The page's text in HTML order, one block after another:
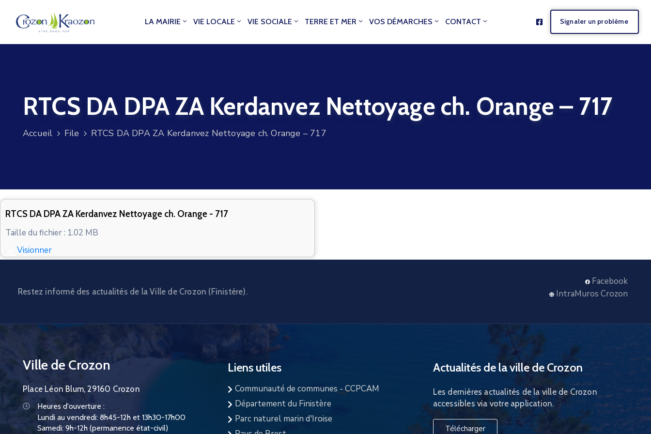
LA MAIRIE VIE LOCALE VIE SOCIALE TERRE ET MER VOS DÉMARCHES CONTACT Signaler un problème
RTCS DA DPA ZA Kerdanvez Nettoyage ch. Orange – 717
Accueil File RTCS DA DPA ZA Kerdanvez Nettoyage ch. Orange – 717
RTCS DA DPA ZA Kerdanvez Nettoyage ch. Orange - 717
Taille du fichier : 1.02 MB
Visionner
Restez informé des actualités de la Ville de Crozon (Finistère).
Facebook
IntraMuros Crozon
Ville de Crozon
Place Léon Blum, 29160 Crozon
Heures d'ouverture :
Lundi au vendredi: 8h45-12h et 13h30-17h00
Samedi: 9h-12h (permanence état-civil)
Liens utiles
Communauté de communes - CCPCAM
Département du Finistère
Parc naturel marin d'Iroise
Actualités de la ville de Crozon
Les dernières actualités de la ville de Crozon
accessibles via votre application.
Télécharger